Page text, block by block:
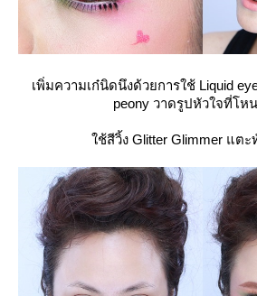
เพิ่มความเก๋นิดนึงด้วยการใช้ Liquid
peony วาดรูปหัวใจที่โห
ช้สีวิ้ง Glitter Glimmer แตะ